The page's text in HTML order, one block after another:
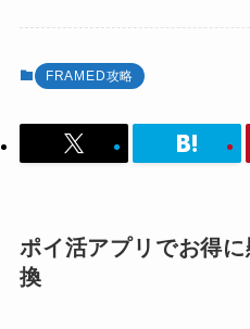
FRAMED攻略
ポイ活アプリでお得
換